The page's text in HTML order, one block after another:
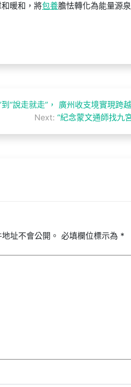
暖和，將包養膽怯轉化為能量源
“說走就走”， 廣州收支境實現跨
Next: “紀念蒙文通師找九
址不會公開。 必填欄位標示為 *